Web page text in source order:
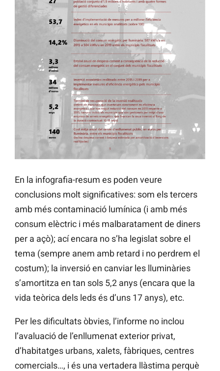
En la infografia-resum es poden veure
conclusions molt significatives: som els tercers
amb més contaminació lumínica (i amb més
consum elèctric i més malbaratament de diners
per a açò); ací encara no s’ha legislat sobre el
tema (sempre anem amb retard i no perdrem el
costum); la inversió en canviar les lluminàries
s’amortitza en tan sols 5,2 anys (encara que la
vida teòrica dels leds és d’uns 17 anys), etc.
Per les dificultats òbvies, l’informe no inclou
l’avaluació de l’enllumenat exterior privat,
d’habitatges urbans, xalets, fàbriques, centres
comercials…, i és una vertadera llàstima perquè